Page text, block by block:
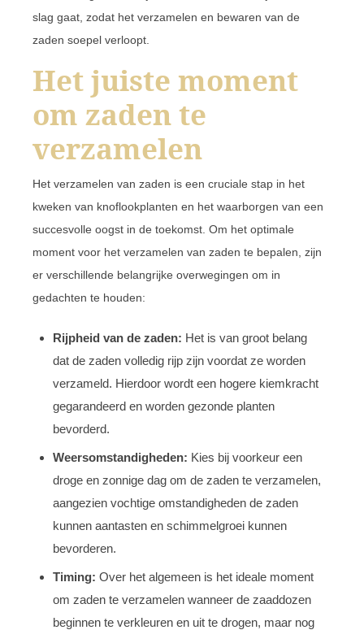
slag gaat, zodat het verzamelen en bewaren van de
zaden soepel verloopt.
Het juiste moment
om zaden te
verzamelen
Het verzamelen van zaden is een cruciale stap in het
kweken van knoflookplanten en het waarborgen van een
succesvolle oogst in de toekomst. Om het optimale
moment voor het verzamelen van zaden te bepalen, zijn
er verschillende belangrijke overwegingen om in
gedachten te houden:
Rijpheid van de zaden: Het is van groot belang
dat de zaden volledig rijp zijn voordat ze worden
verzameld. Hierdoor wordt een hogere kiemkracht
gegarandeerd en worden gezonde planten
bevorderd.
Weersomstandigheden: Kies bij voorkeur een
droge en zonnige dag om de zaden te verzamelen,
aangezien vochtige omstandigheden de zaden
kunnen aantasten en schimmelgroei kunnen
bevorderen.
Timing: Over het algemeen is het ideale moment
om zaden te verzamelen wanneer de zaaddozen
beginnen te verkleuren en uit te drogen, maar nog